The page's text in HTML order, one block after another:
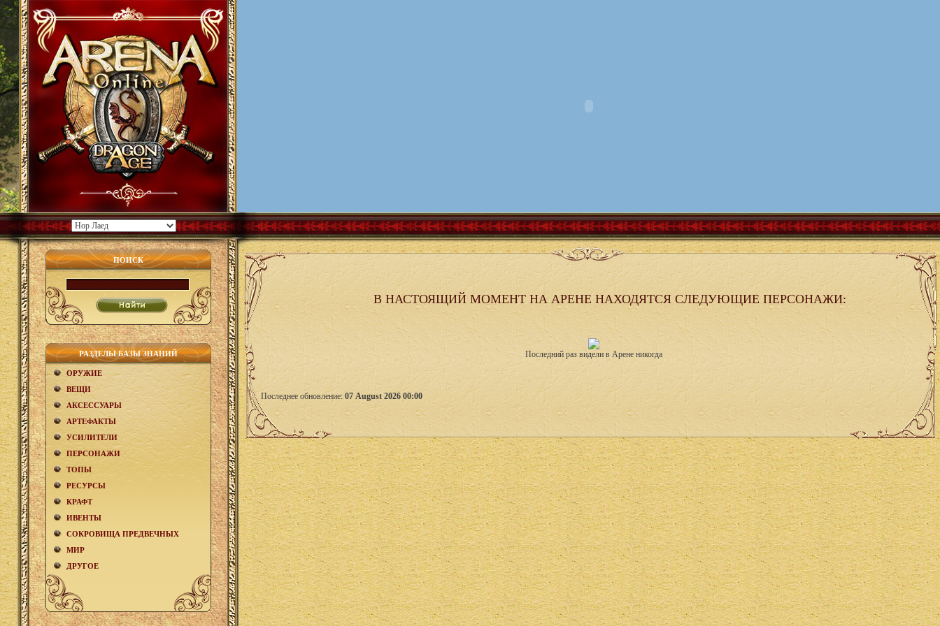
ПОИСК
РАЗДЕЛЫ БАЗЫ ЗНАНИЙ
ОРУЖИЕ
ВЕЩИ
АКCЕСCУАРЫ
АРТЕФАКТЫ
УСИЛИТЕЛИ
ПЕРСОНАЖИ
ТОПЫ
РЕСУРСЫ
КРАФТ
ИВЕНТЫ
СОКРОВИЩА ПРЕДВЕЧНЫХ
МИР
ДРУГОЕ
В НАСТОЯЩИЙ МОМЕНТ НА АРЕНЕ НАХОДЯТСЯ СЛЕДУЮЩИЕ ПЕРСОНАЖИ:
Последний раз видели в Арене никогда
Последнее обновление: 07 August 2026 00:00